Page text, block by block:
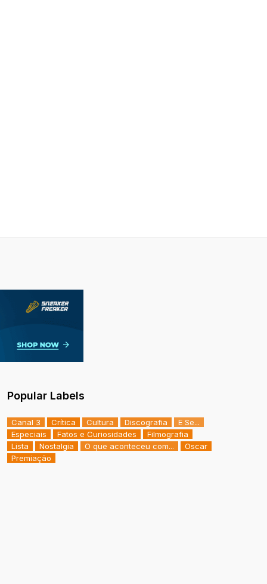
Popular Labels
Canal 3 Crítica Cultura Discografia
E Se...
Especiais
Fatos e Curiosidades
Filmografia
Lista
Nostalgia O que aconteceu com...
Oscar
Premiação